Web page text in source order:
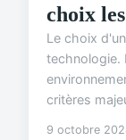
choix
Le choix
technologie.
critères
9 octobre